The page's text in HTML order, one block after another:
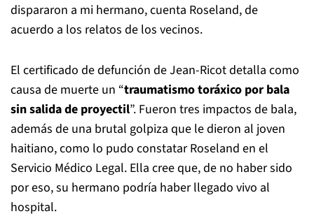
dispararon a mi hermano, cuenta Roseland, de
acuerdo a los relatos de los vecinos.
El certificado de defunción de Jean-Ricot detalla como
causa de muerte un “traumatismo toráxico por bala
sin salida de proyectil”. Fueron tres impactos de bala,
además de una brutal golpiza que le dieron al joven
haitiano, como lo pudo constatar Roseland en el
Servicio Médico Legal. Ella cree que, de no haber sido
por eso, su hermano podría haber llegado vivo al
hospital.